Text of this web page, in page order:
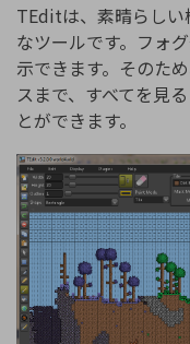
TEditは、素晴らしい
なツールです。フォ
示できます。そのた
スまで、すべてを見
とができます。